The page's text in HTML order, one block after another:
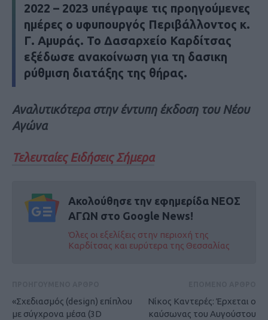
2022 – 2023 υπέγραψε τις προηγούμενες
ημέρες ο υφυπουργός Περιβάλλοντος κ.
Γ. Αμυράς. Το Δασαρχείο Καρδίτσας
εξέδωσε ανακοίνωση για τη δασικη
ρύθμιση διατάξης της θήρας.
Αναλυτικότερα στην έντυπη έκδοση του Νέου
Αγώνα
Τελευταίες Ειδήσεις Σήμερα
Ακολούθησε την εφημερίδα ΝΕΟΣ
ΑΓΩΝ στο Google News!
Όλες οι εξελίξεις στην περιοχή της
Καρδίτσας και ευρύτερα της Θεσσαλίας
«Σχεδιασμός (design) επίπλου
με σύγχρονα μέσα (3D
Nίκος Καντερές: Έρχεται ο
καύσωνας του Αυγούστου